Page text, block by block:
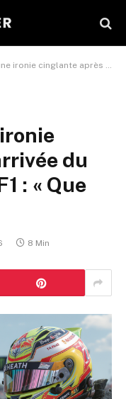
l’arrivée du GP d’Australie de F1 : « Que dire de plus ? »
du
: « Que
8 Min